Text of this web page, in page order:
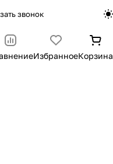
звонок
ИзбранноеКорзина